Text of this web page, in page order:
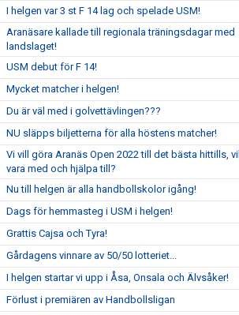
I helgen var 3 st F 14 lag och spelade USM!
Aranäsare kallade till regionala träningsdagar med
landslaget!
USM debut för F 14!
Mycket matcher i helgen!
Du är väl med i golvettävlingen???
NU släpps biljetterna för alla höstens matcher!
Vi vill göra Aranäs Open 2022 till det bästa hittills,
vara med och hjälpa till?
Nu till helgen är alla handbollskolor igång!
Dags för hemmasteg i USM i helgen!
Grattis Cajsa och Tyra!
Gårdagens vinnare av 50/50 lotteriet...
I helgen startar vi upp i Åsa, Onsala och Älvsåker!
Förlust i premiären av Handbollsligan